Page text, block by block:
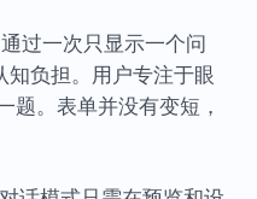
过一次只显示一个问
知负担。用户专注于眼
题。表单并没有变短，